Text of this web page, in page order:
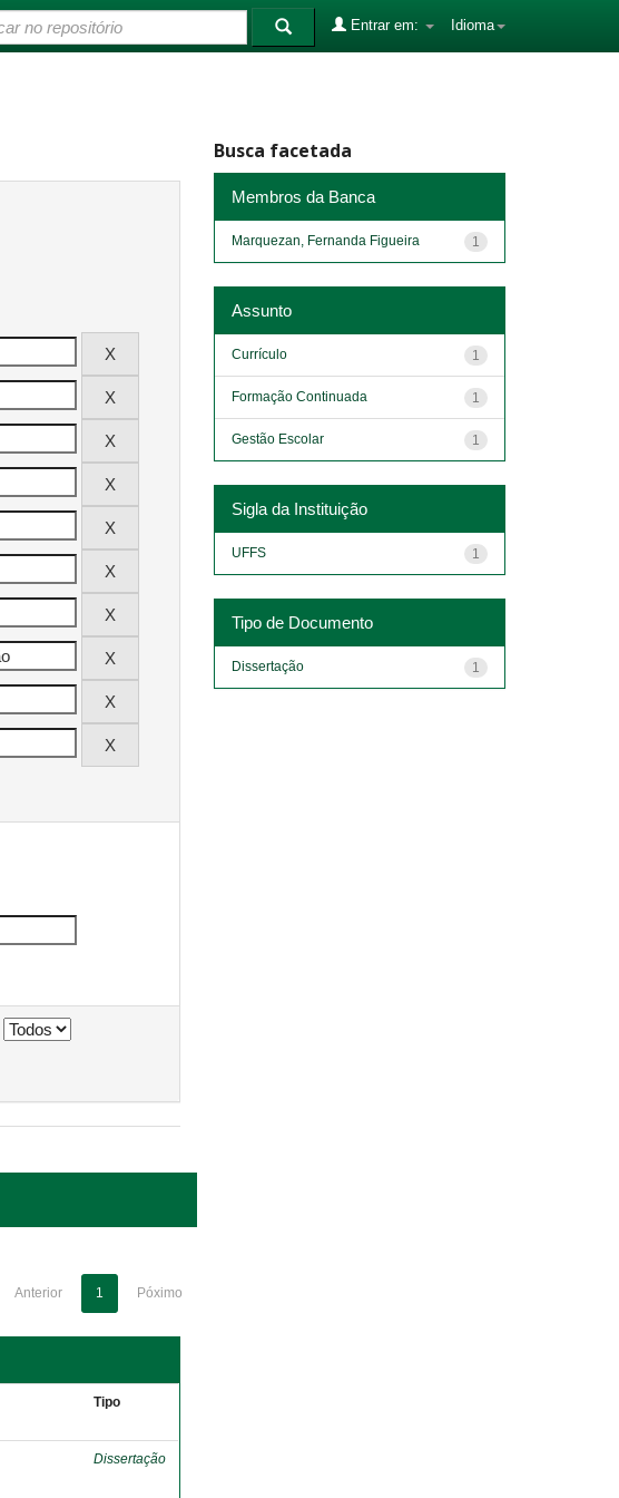
Idioma
Entrar em:
Anterior 1 Póximo
Tipo
Dissertação
Busca facetada
Membros da Banca
1
Marquezan, Fernanda Figueira
Assunto
1
Currículo
1
Formação Continuada
1
Gestão Escolar
Sigla da Instituição
1
UFFS
Tipo de Documento
1
Dissertação